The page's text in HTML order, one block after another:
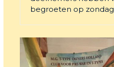
begroeten op